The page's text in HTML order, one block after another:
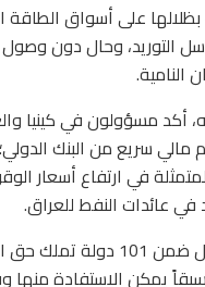
على أسواق الطاقة
التوريد، وحال دون
النامية.
أكد مسؤولون في كينيا
سريع من البنك
في ارتفاع أسعار
في عائدات النفط للعراق.
وتأتي هذه الدول ضمن 101
يمكن الاستفادة منها